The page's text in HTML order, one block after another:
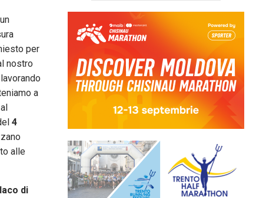
per
nostro
a
4
alle
di